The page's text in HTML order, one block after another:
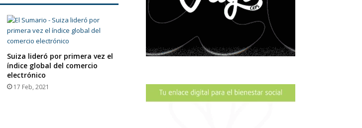
Suiza lideró por primera vez el
índice global del comercio
electrónico
17 Feb, 2021